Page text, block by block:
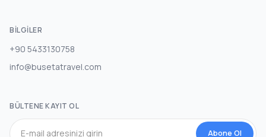
BILGILER
+90 5433130758
info@busetatravel.com
BÜLTENE KAYIT OL
Abone Ol